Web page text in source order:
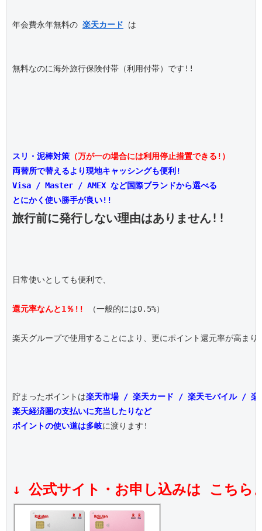
年会費永年無料の 楽天カード は
無料なのに海外旅行保険付帯（利用付帯）です!!
スリ・泥棒対策 （万が一の場合には利用停止措置できる!）
両替所で替えるより現地キャッシングも便利!
Visa / Master / AMEX など国際ブランドから選べる
とにかく使い勝手が良い!!
旅行前に発行しない理由はありません!!
日常使いとしても便利で、
還元率なんと1％!! （一般的には0.5%）
楽天グループで使用することにより、更にポイント還元率が高まり
貯まったポイントは楽天市場 / 楽天カード / 楽天モバイル / 楽
楽天経済圏の支払いに充当したりなど
ポイントの使い道は多岐に渡ります!
↓ 公式サイト・お申し込みは こちら